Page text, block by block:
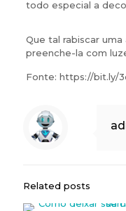
todo especial a
Que tal rabiscar
preenche-la com
Fonte: https://bit.ly/
Related posts